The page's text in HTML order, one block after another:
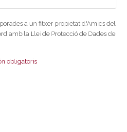
a un fitxer propietat d'Amics del
amb la Llei de Protecció de Dades de
obligatoris